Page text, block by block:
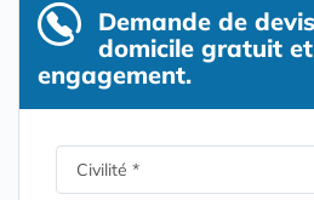
Demande de
domicile gratuit
engagement.